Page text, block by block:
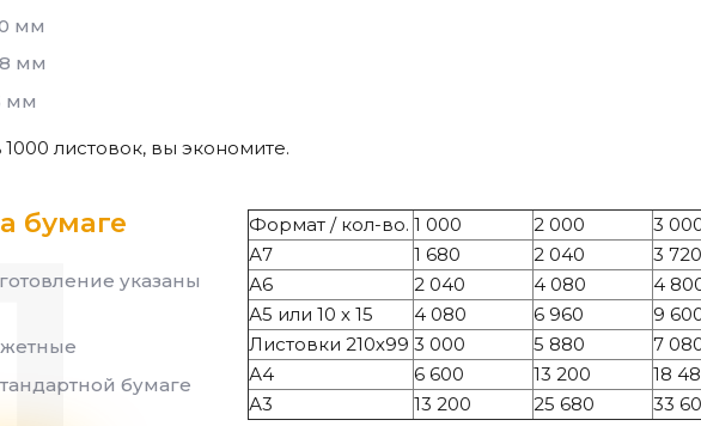
мм
мм
мм
1000 листовок, вы экономите.
бумаге
указаны
бумаге
Формат / кол-во. 1 000 2 000 3
А7
1 680 2 040 3 720
А6
2 040 4 080 4
А5 или 10 х 15
4 080 6 960 9
Листовки 210х99 3 000 5 880 7
А4
6 600 13 200 18
А3
13 200 25 680 33